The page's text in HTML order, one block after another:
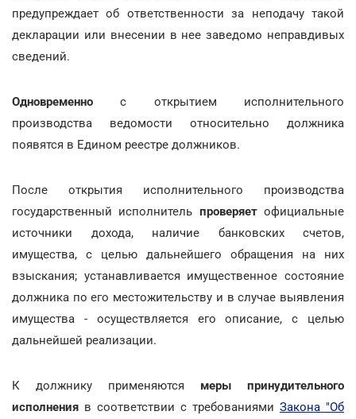
предупреждает об ответственности за неподачу такой
декларации или внесении в нее заведомо неправдивых
сведений.
Одновременнос открытием исполнительного
производства ведомости относительно должника
появятся в Едином реестре должников.
После открытия исполнительного производства
государственный исполнитель проверяетофициальные
источники дохода, наличие банковских счетов,
имущества, с целью дальнейшего обращения на них
взыскания; устанавливается имущественное состояние
должника по его местожительству и в случае выявления
имущества - осуществляется его описание, с целью
дальнейшей реализации.
К должнику применяются меры принудительного
исполнения в соответствии с требованиями Закона "Об